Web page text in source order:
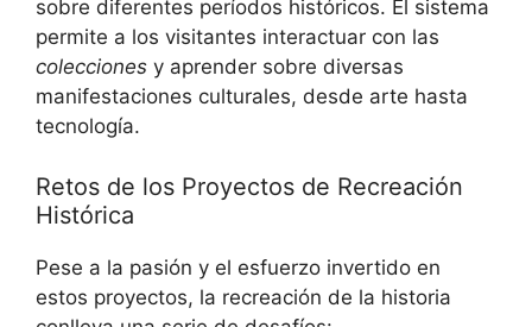
sobre diferentes períodos históricos. El sistema
permite a los visitantes interactuar con las
colecciones y aprender sobre diversas
manifestaciones culturales, desde arte hasta
tecnología.
Retos de los Proyectos de Recreación
Histórica
Pese a la pasión y el esfuerzo invertido en
estos proyectos, la recreación de la historia